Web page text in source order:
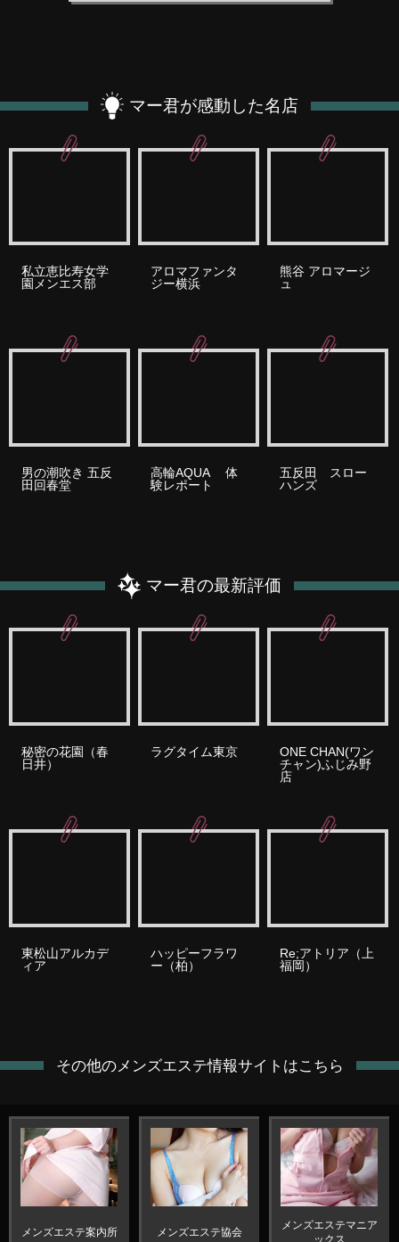
マー君が感動した名店
私立恵比寿女学
園メンエス部
アロマファンタ
ジー横浜
熊谷 アロマージ
ュ
男の潮吹き 五反
田回春堂
高輪AQUA 体
験レポート
五反田 スロー
ハンズ
マー君の最新評価
秘密の花園（春
日井）
ラグタイム東京
ONE CHAN(ワン
チャン)ふじみ野
店
東松山アルカデ
ィア
ハッピーフラワ
ー（柏）
Re;アトリア（上
福岡）
その他のメンズエステ情報サイトはこちら
メンズエステ案内所 メンズエステ協会
メンズエステマニア
ックス